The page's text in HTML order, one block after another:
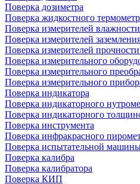
Поверка дозиметра
Поверка жидкостного
Поверка измерителей влажности
Поверка измерителей
Поверка измерителей прочности
Поверка измерительного
Поверка измерительного
Поверка измерительного
Поверка индикатора
Поверка индикаторного
Поверка индикаторного
Поверка инструмента
Поверка инфракрасного
Поверка испытательной
Поверка калибра
Поверка калибратора
Поверка КИП